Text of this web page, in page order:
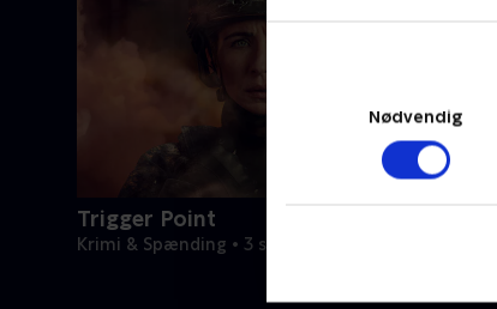
Nødvendig
Trigger Point
Krimi & Spænding • 3 sæsoner